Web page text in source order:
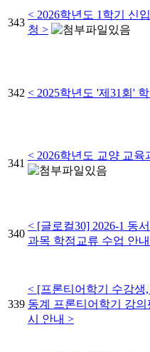
343
< 2026학년도 1학기 신
청 >
342 < 2025학년도 '제31회'
341
< 2026학년도 교양 교육
340
< [글로컬30] 2026-1 동
과목 학점교류 수업 안
339
< [프론티어학기 수강생
동계 프론티어학기 강의
시 안내 >